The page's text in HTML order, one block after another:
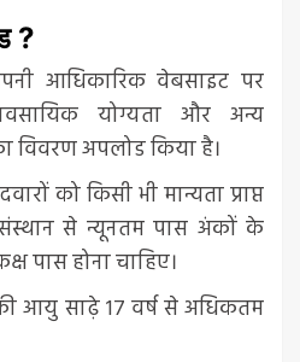
?
आधिकारिक वेबसाइट पर
योग्यता और अन्य
विवरण अपलोड किया है।
को किसी भी मान्यता प्राप्त
से न्यूनतम पास अंकों के
पास होना चाहिए।
आयु साढ़े 17 वर्ष से अधिकतम